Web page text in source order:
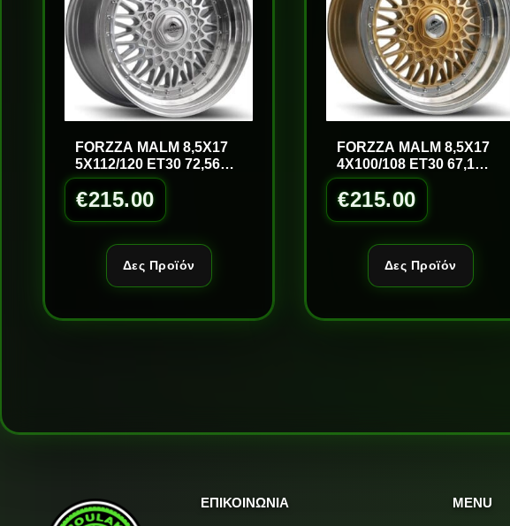
FORZZA MALM 8,5X17
5X112/120 ET30 72,56
S/LM
€215.00
Δες Προϊόν
FORZZA MALM 8,5X17
4X100/108 ET30 67,1
GOLD/LM
€215.00
Δες Προϊόν
ΕΠΙΚΟΙΝΩΝΙΑ MENU